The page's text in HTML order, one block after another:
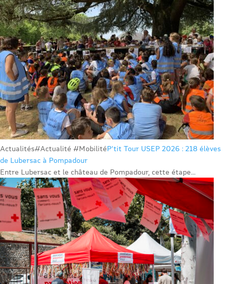
Actualités#Actualité #MobilitéP’tit Tour USEP 2026 : 218 élèves
de Lubersac à Pompadour
Entre Lubersac et le château de Pompadour, cette étape...